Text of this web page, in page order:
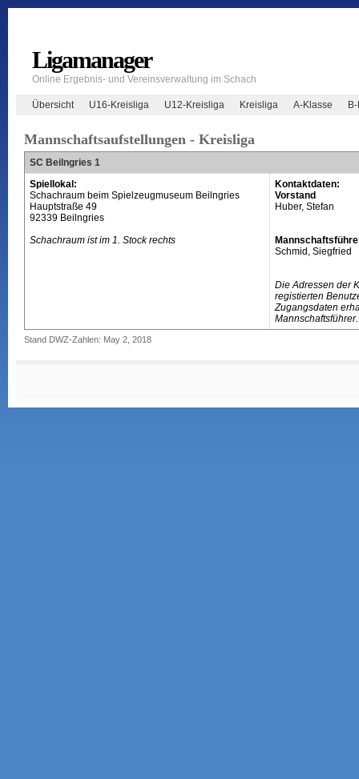
Ligamanager
Online Ergebnis- und Vereinsverwaltung im Schach
Übersicht U16-Kreisliga U12-Kreisliga Kreisliga A-Klasse
Mannschaftsaufstellungen - Kreisliga
SC Beilngries 1
Spiellokal:
Schachraum beim Spielzeugmuseum Beilngries
Hauptstraße 49
92339 Beilngries
Schachraum ist im 1. Stock rechts
Kontaktdaten:
Vorstand
Huber, Stefan
Schmid, Siegfried
Die Adressen der
registierten
Zugangsdaten
Mannschaftsführer.
Stand DWZ-Zahlen: May 2, 2018